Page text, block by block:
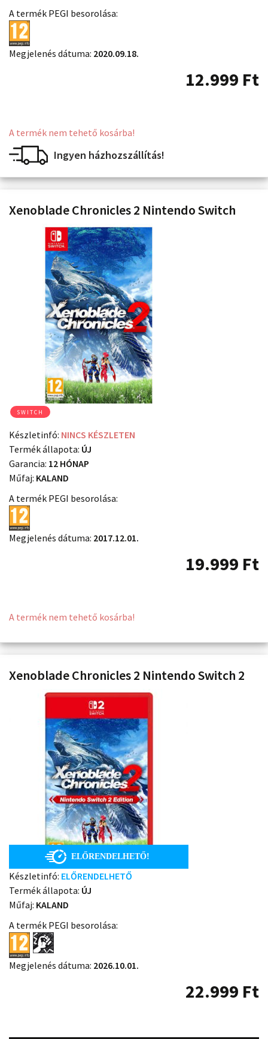
A termék PEGI besorolása:
Megjelenés dátuma: 2020.09.18.
12.999 Ft
A termék nem tehető kosárba!
Ingyen házhozszállítás!
Xenoblade Chronicles 2 Nintendo Switch
SWITCH
Készletinfó: NINCS KÉSZLETEN
Termék állapota: ÚJ
Garancia: 12 HÓNAP
Műfaj: KALAND
A termék PEGI besorolása:
Megjelenés dátuma: 2017.12.01.
19.999 Ft
A termék nem tehető kosárba!
Xenoblade Chronicles 2 Nintendo Switch 2
Készletinfó: ELŐRENDELHETŐ
Termék állapota: ÚJ
Műfaj: KALAND
A termék PEGI besorolása:
Megjelenés dátuma: 2026.10.01.
22.999 Ft